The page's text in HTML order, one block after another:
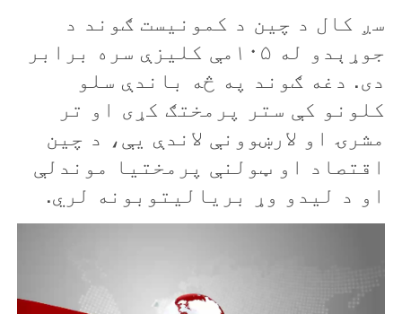
سږ کال د چین د کمونیست ګوند د
جوړېدو له ۱۰۵مې کلیزې سره برابر
دی. دغه ګوند په څه باندې سلو
کلونو کې ستر پرمختګ کړی او تر
مشرۍ او لارښوونې لاندې يې، د چین
اقتصاد او ټولنې پرمختیا موندلې
او د لیدو وړ بریالیتوبونه لري.